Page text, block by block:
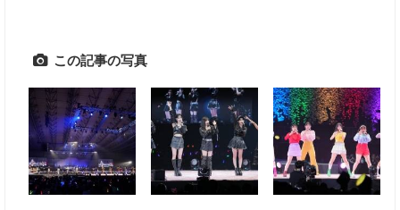
この記事の写真